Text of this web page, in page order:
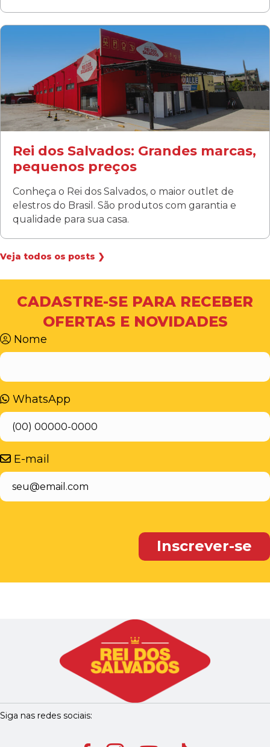
Fanny
Rua Albino Beatriz, 100 - Fanny, Curitiba –PR
Segunda a sábado: 09h00 às 19h00
Domingo: FECHADA
ÚLTIMOS DIAS DE LIQUIDAÇÃO!
(41) 3411-1754
(41) 99249-4620
Rei dos Salvados: Grandes marcas,
pequenos preços
Conheça o Rei dos Salvados, o maior outlet de
elestros do Brasil. São produtos com garantia e
qualidade para sua casa.
Veja todos os posts ❯
CADASTRE-SE PARA RECEBER
OFERTAS E NOVIDADES
Nome
WhatsApp
E-mail
Siga nas redes sociais: